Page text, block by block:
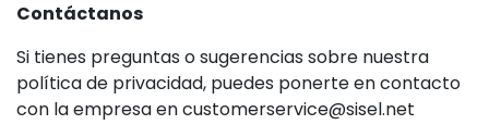
Contáctanos
Si tienes preguntas o sugerencias sobre nuestra
política de privacidad, puedes ponerte en contacto
con la empresa encustomerservice@sisel.net